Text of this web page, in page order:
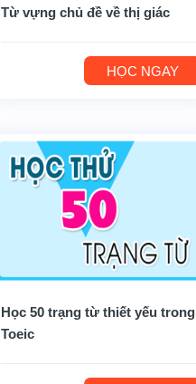
Từ vựng chủ đề về thị giác
HỌC NGAY
Học 50 trạng từ thiết yếu trong
Toeic